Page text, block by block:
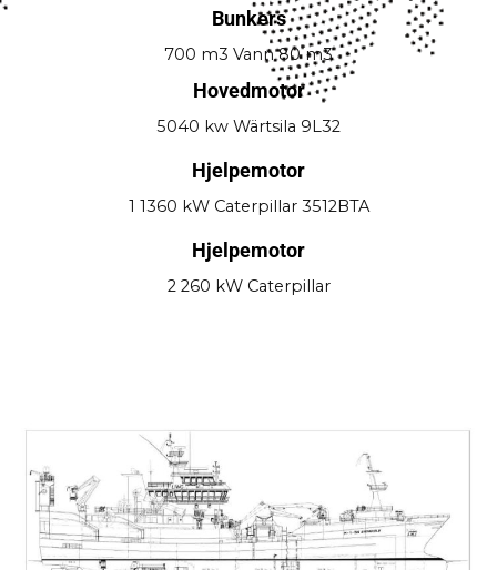
Bunkers
700 m3 Vann 80 m3
Hovedmotor
5040 kw Wärtsila 9L32
Hjelpemotor
1 1360 kW Caterpillar 3512BTA
Hjelpemotor
2 260 kW Caterpillar